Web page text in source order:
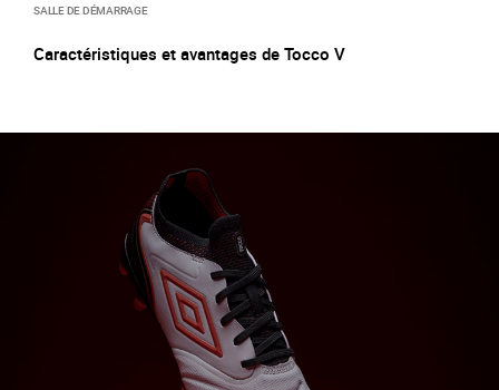
SALLE DE DÉMARRAGE
Caractéristiques et avantages de Tocco V